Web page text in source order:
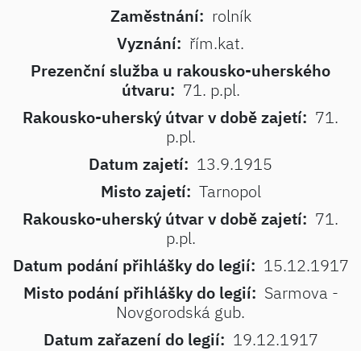
Zaměstnání: rolník
Vyznání: řím.kat.
Prezenční služba u rakousko-uherského
útvaru: 71. p.pl.
Rakousko-uherský útvar v době zajetí: 71.
p.pl.
Datum zajetí: 13.9.1915
Misto zajetí: Tarnopol
Rakousko-uherský útvar v době zajetí: 71.
p.pl.
Datum podání přihlášky do legií: 15.12.1917
Misto podání přihlášky do legií: Sarmova -
Novgorodská gub.
Datum zařazení do legií: 19.12.1917